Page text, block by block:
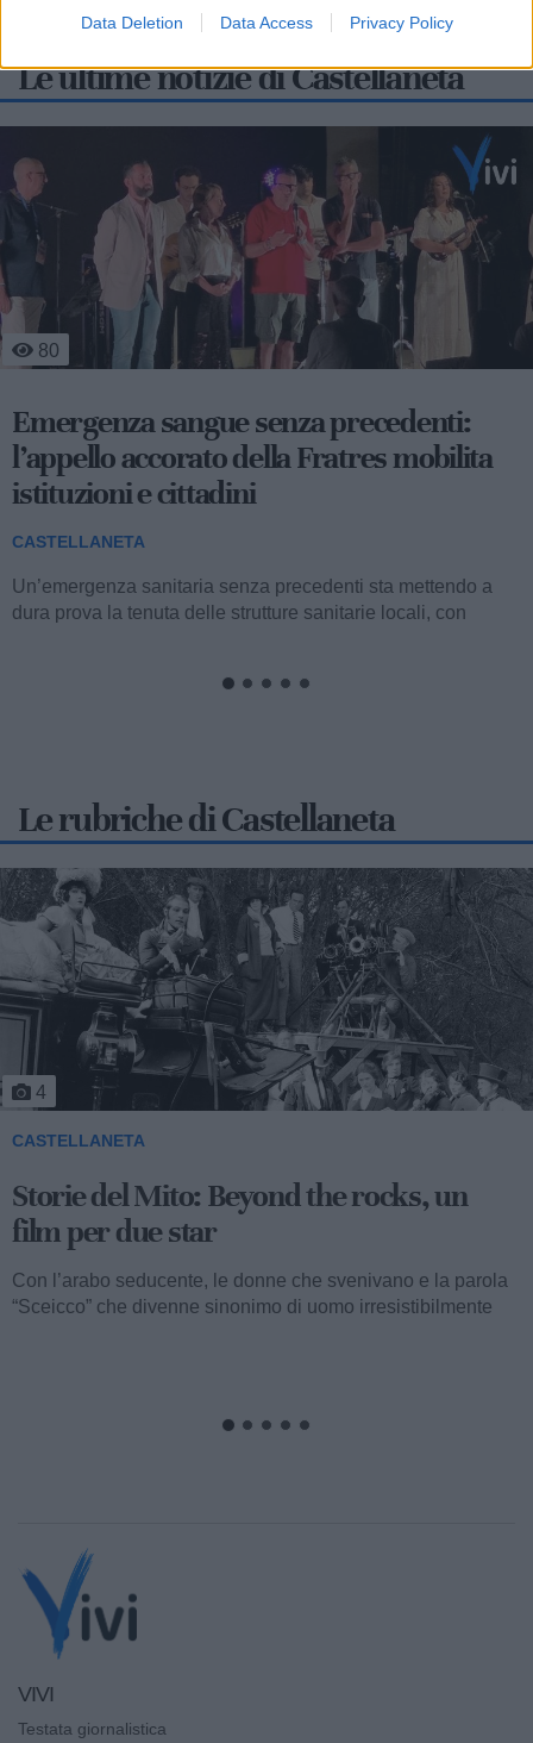
Data Deletion Data Access Privacy Policy
Le ultime notizie di Castellaneta
194
A volte ritornano: ecco la commedia
«Mangèt’ e b’vit’ ca u’ munn’ s’è capit’!»
CASTELLANETA
La compagnia teatrale «I’ Fratill’ da’n’Dulurét’» torna in
scena dopo vent’anni di assenza con...
Le rubriche di Castellaneta
5
CASTELLANETA
Storie del Mito: Uno sceicco esuberante
Valentino fu consacrato attore internazionale, come abbiamo
visto, con il film “I quattro cavalieri dell’Apocalisse”. Così
cominciava...
VIVI
Testata giornalistica